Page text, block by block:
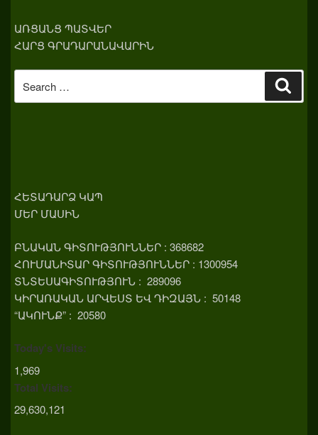
ԱՌՑԱՆՑ ՊԱՏՎԵՐ
ՀԱՐՑ ԳՐԱԴԱՐԱՆԱՎԱՐԻՆ
for:
ՀԵՏԱԴԱՐՁ ԿԱՊ
ՄԵՐ ՄԱՍԻՆ
ԲՆԱԿԱՆ ԳԻՏՈՒԹՅՈՒՆՆԵՐ : 368682
ՀՈՒՄԱՆԻՏԱՐ ԳԻՏՈՒԹՅՈՒՆՆԵՐ : 1300954
ՏՆՏԵՍԱԳԻՏՈՒԹՅՈՒՆ : 289096
ԿԻՐԱՌԱԿԱՆ ԱՐՎԵՍՏ ԵՎ ԴԻԶԱՅՆ : 50148
“ԱԿՈՒՆՔ” : 20580
Today's Visits:
1,969
Total Visits:
29,630,121